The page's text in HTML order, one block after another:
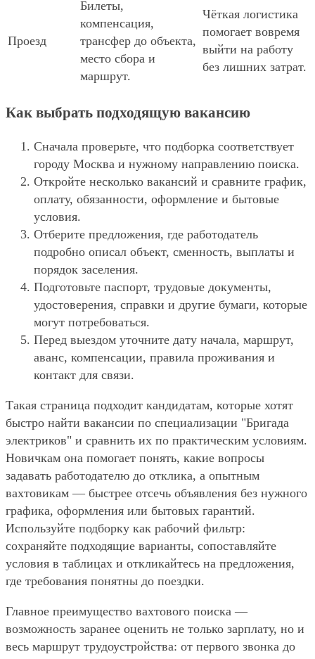
Проезд
Билеты,
компенсация,
трансфер до объекта,
место сбора и
маршрут.
Чёткая логистика
помогает вовремя
выйти на работу
без лишних затрат.
Как выбрать подходящую вакансию
Сначала проверьте, что подборка соответствует
городу Москва и нужному направлению поиска.
Откройте несколько вакансий и сравните график,
оплату, обязанности, оформление и бытовые
условия.
Отберите предложения, где работодатель
подробно описал объект, сменность, выплаты и
порядок заселения.
Подготовьте паспорт, трудовые документы,
удостоверения, справки и другие бумаги, которые
могут потребоваться.
Перед выездом уточните дату начала, маршрут,
аванс, компенсации, правила проживания и
контакт для связи.
Такая страница подходит кандидатам, которые хотят
быстро найти вакансии по специализации "Бригада
электриков" и сравнить их по практическим условиям.
Новичкам она помогает понять, какие вопросы
задавать работодателю до отклика, а опытным
вахтовикам — быстрее отсечь объявления без нужного
графика, оформления или бытовых гарантий.
Используйте подборку как рабочий фильтр:
сохраняйте подходящие варианты, сопоставляйте
условия в таблицах и откликайтесь на предложения,
где требования понятны до поездки.
Главное преимущество вахтового поиска —
возможность заранее оценить не только зарплату, но и
весь маршрут трудоустройства: от первого звонка до